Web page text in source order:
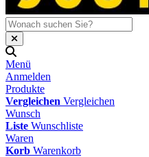
Menü
Anmelden
Produkte
Vergleichen Vergleichen
Wunsch
Liste Wunschliste
Waren
Korb Warenkorb